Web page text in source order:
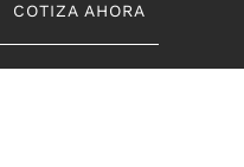
COTIZA AHORA